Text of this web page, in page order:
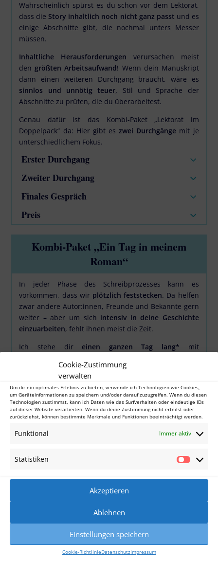
Cookie-Zustimmung
verwalten
Um dir ein optimales Erlebnis zu bieten, verwende ich Technologien wie Cookies,
um Geräteinformationen zu speichern und/oder darauf zuzugreifen. Wenn du diesen
Technologien zustimmst, kann ich Daten wie das Surfverhalten oder eindeutige IDs
auf dieser Website verarbeiten. Wenn du deine Zustimmung nicht erteilst oder
zurückziehst, können bestimmte Merkmale und Funktionen beeinträchtigt werden.
Funktional Immer aktiv
Statistiken
Akzeptieren
Ablehnen
Einstellungen speichern
Cookie-RichtlinieDatenschutzImpressum
Wahrscheinlich spürst es du schon vor dem Lektorat,
dass dieStory inhaltlich noch nicht ganz passt und es
einige Abschnitte gibt, die nochmal unters Messer
müssen.
Inhaltliche Herausforderungen verursachen meist
dengrößten Arbeitsaufwand! Wenn dein Manuskript
dann einen weiteren Durchgang braucht, wäre es
sinnlos und unnötig teuer, Stil und Sprache der
Abschnitte zu prüfen, die du überarbeitest.
Genau dafür ist das Kombi-Paket „Lektorat im
Doppelpack“ da: Hier gibt eszwei Durchgänge mit je
unterschiedlichem Fokus.
Erster Durchgang
Zweiter Durchgang
Finales Gespräch
Preis
Kombi-Paket „Ein Tag in meinem
Roman“
In jeder Phase des Schreibprozesses kann es
vorkommen, dass wir plötzlich feststecken. Da helfen
zwar andere Autor:innen, Freunde und Bekannte gern
weiter – aber um sich intensiv in deine Geschichte
einzuarbeiten, fehlt ihnen meist die Zeit.
Ich stehe dir einen ganzen Tag lang* mit
Seite. Ob es nun um Ideenfindung, Brainstorming
oder Problemlösung geht:
Du bestimmst, womit wir uns beschäftigen!
*mindestens 6 bzw. 2 × 3 Stunden.
Themenbeispiele
Warum dein Projekt bei mir bestens aufgehoben
ist, erfährst du hier!